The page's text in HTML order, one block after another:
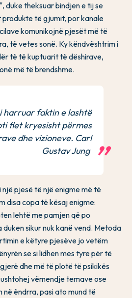
duke theksuar bindjen e tij se
të gjumit, por kanale
komunikojnë pjesët më të
të vetes sonë. Ky këndvështrim i
të të kuptuarit të dëshirave,
më të brendshme.
harruar faktin e lashtë
flet kryesisht përmes
dhe vizioneve. Carl
Gustav Jung
pjesë të një enigme më të
disa copa të kësaj enigme:
lehtë me pamjen që po
sikur nuk kanë vend. Metoda
e këtyre pjesëve jo vetëm
se si lidhen mes tyre për të
dhe më të plotë të psikikës
vëmendje temave ose
ëndrra, pasi ato mund të